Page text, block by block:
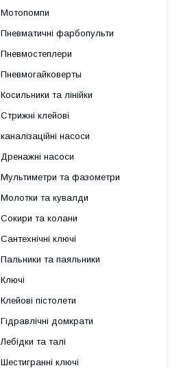
Мотопомпи
Пневматичні фарбопульти
Пневмостеплери
Пневмогайковерты
Косильники та лінійки
Стрижні клейові
каналізаційні насоси
Дренажні насоси
Мультиметри та фазометри
Молотки та кувалди
Сокири та колани
Сантехнічні ключі
Пальники та паяльники
Ключі
Клейові пістолети
Гідравлічні домкрати
Лебідки та талі
Шестигранні ключі